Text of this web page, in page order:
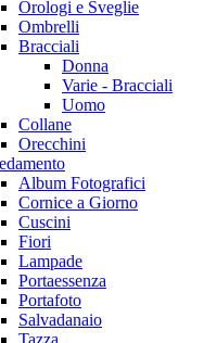
Orologi e Sveglie
Ombrelli
Bracciali
Donna
Varie - Bracciali
Uomo
Collane
Orecchini
Album Fotografici
Cornice a Giorno
Cuscini
Fiori
Lampade
Portaessenza
Portafoto
Salvadanaio
Tazza